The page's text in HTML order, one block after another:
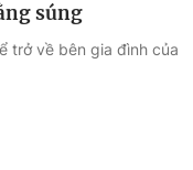
súng
trở về bên gia đình của